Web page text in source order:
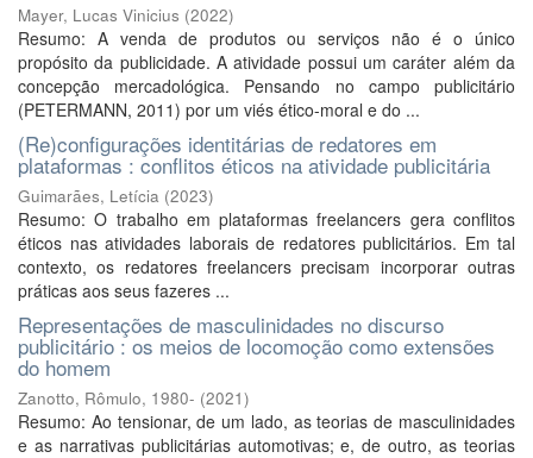
Mayer, Lucas Vinicius (2022)
Resumo: A venda de produtos ou serviços não é o único
propósito da publicidade. A atividade possui um caráter além da
concepção mercadológica. Pensando no campo publicitário
(PETERMANN, 2011) por um viés ético-moral e do ...
(Re)configurações identitárias de redatores em
plataformas : conflitos éticos na atividade publicitária
Guimarães, Letícia (2023)
Resumo: O trabalho em plataformas freelancers gera conflitos
éticos nas atividades laborais de redatores publicitários. Em tal
contexto, os redatores freelancers precisam incorporar outras
práticas aos seus fazeres ...
Representações de masculinidades no discurso
publicitário : os meios de locomoção como extensões
do homem
Zanotto, Rômulo, 1980- (2021)
Resumo: Ao tensionar, de um lado, as teorias de masculinidades
e as narrativas publicitárias automotivas; e, de outro, as teorias